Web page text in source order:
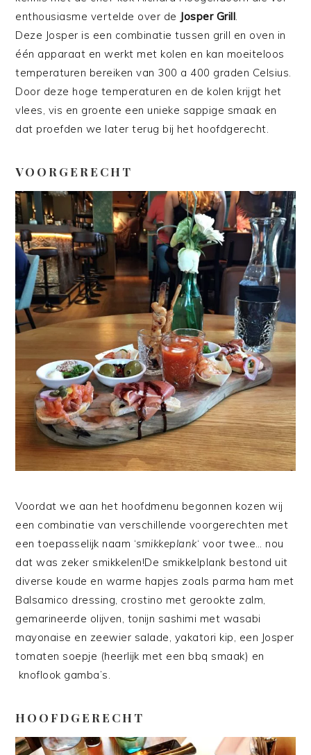
enthousiasme vertelde over de Josper Grill.
Deze Josper is een combinatie tussen grill en oven in
één apparaat en werkt met kolen en kan moeiteloos
temperaturen bereiken van 300 a 400 graden Celsius.
Door deze hoge temperaturen en de kolen krijgt het
vlees, vis en groente een unieke sappige smaak en
dat proefden we later terug bij het hoofdgerecht.
VOORGERECHT
Voordat we aan het hoofdmenu begonnen kozen wij
een combinatie van verschillende voorgerechten met
een toepasselijk naam ‘smikkeplank‘ voor twee… nou
dat was zeker smikkelen!De smikkelplank bestond uit
diverse koude en warme hapjes zoals parma ham met
Balsamico dressing, crostino met gerookte zalm,
gemarineerde olijven, tonijn sashimi met wasabi
mayonaise en zeewier salade, yakatori kip, een Josper
tomaten soepje (heerlijk met een bbq smaak) en
knoflook gamba’s.
HOOFDGERECHT